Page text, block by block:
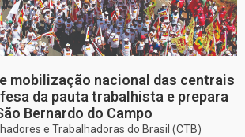
mobilização nacional das centrais
da pauta trabalhista e prepara
Bernardo do Campo
e Trabalhadoras do Brasil (CTB)